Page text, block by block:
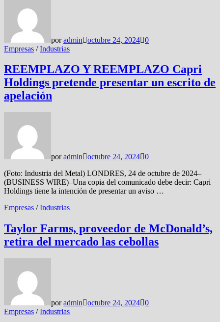
poradmin octubre 24, 2024 0
Empresas /Industrias
REEMPLAZO Y REEMPLAZO Capri
Holdings pretende presentar un escrito de
apelación
poradmin octubre 24, 2024 0
(Foto: Industria del Metal) LONDRES, 24 de octubre de 2024–
(BUSINESS WIRE)–Una copia del comunicado debe decir: Capri
Holdings tiene la intención de presentar un aviso …
Empresas /Industrias
Taylor Farms, proveedor de McDonald’s,
retira del mercado las cebollas
poradmin octubre 24, 2024 0
Empresas /Industrias